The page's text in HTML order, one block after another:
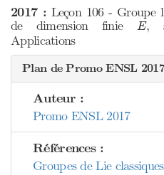
2017 : Leçon 106 - Groupe
de dimension finie
E
E,
Applications
Plan de Promo ENSL
Auteur :
Promo ENSL 2017
Références :
Groupes de Lie